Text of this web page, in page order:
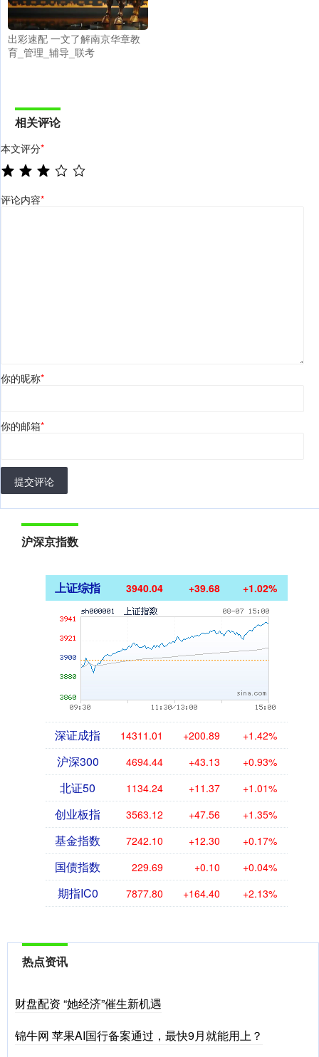
出彩速配 一文了解南京华章教
育_管理_辅导_联考
相关评论
本文评分*
评论内容*
你的昵称*
你的邮箱*
提交评论
沪深京指数
上证综指 3940.04 +39.68 +1.02%
深证成指 14311.01 +200.89 +1.42%
沪深300 4694.44 +43.13 +0.93%
北证50 1134.24 +11.37 +1.01%
创业板指 3563.12 +47.56 +1.35%
基金指数 7242.10 +12.30 +0.17%
国债指数 229.69 +0.10 +0.04%
期指IC0 7877.80 +164.40 +2.13%
热点资讯
财盘配资 “她经济”催生新机遇
锦牛网 苹果AI国行备案通过，最快9月就能用上？